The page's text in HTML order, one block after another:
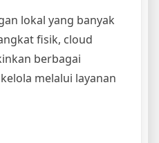
lokal yang banyak
fisik, cloud
berbagai
melalui layanan